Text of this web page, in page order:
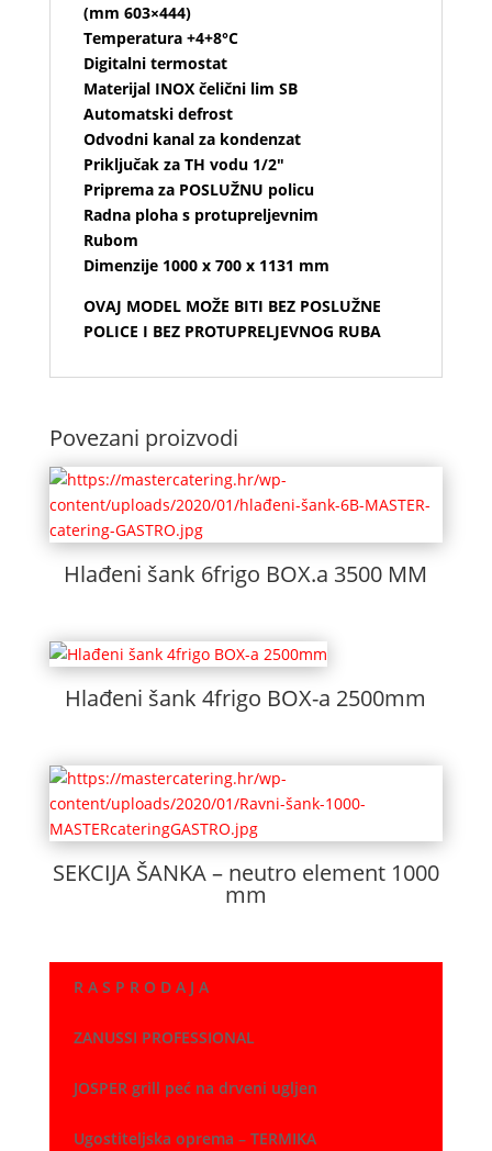
(mm 603×444)
Temperatura +4+8°C
Digitalni termostat
Materijal INOX čelični lim SB
Automatski defrost
Odvodni kanal za kondenzat
Priključak za TH vodu 1/2″
Priprema za POSLUŽNU policu
Radna ploha s protupreljevnim
Rubom
Dimenzije 1000 x 700 x 1131 mm
OVAJ MODEL MOŽE BITI BEZ POSLUŽNE
POLICE I BEZ PROTUPRELJEVNOG RUBA
Povezani proizvodi
Hlađeni šank 6frigo BOX.a 3500 MM
Hlađeni šank 4frigo BOX-a 2500mm
SEKCIJA ŠANKA – neutro element 1000
mm
R A S P R O D A J A
ZANUSSI PROFESSIONAL
JOSPER grill peć na drveni ugljen
Ugostiteljska oprema – TERMIKA